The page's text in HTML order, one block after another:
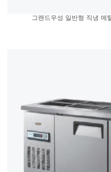
그랜드우성 일반형 직냉 메